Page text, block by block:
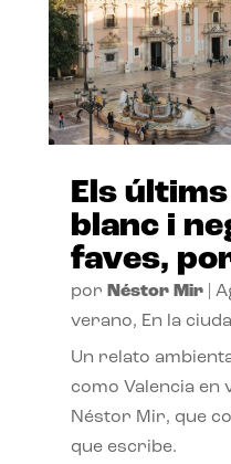
Els
blanc i
faves,
por Néstor Mir|
verano, En la
Un relato
como Valencia
Néstor Mir, que
que escribe.